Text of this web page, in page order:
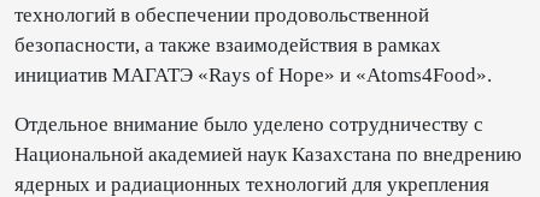
технологий в обеспечении продовольственной
безопасности, а также взаимодействия в рамках
инициатив МАГАТЭ «Rays of Hope» и «Atoms4Food».
Отдельное внимание было уделено сотрудничеству с
Национальной академией наук Казахстана по внедрению
ядерных и радиационных технологий для укрепления